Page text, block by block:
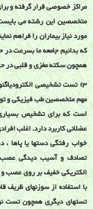
مراکز خصوصی قرار گرفته و
متخصصین این رشته می بایست
مورد نیاز بیماران را فراهم
که بدانیم جامعه ما بسرعت در
همچون سکته مغزی و قلبی
3) تست تشخیصی
مهم متخصصین طب فیزیکی و
است که برای تشخيص بسياری
عضلانی كاربرد دارد. اغلب
خواب رفتگی دستها يا پاها ،
تصادف و آسيب ديدگی عصب
الكتريكی خفيف بر روی عصب و
با استفاده از سوزنهای ظريف
تستهای دیگری همچون تست